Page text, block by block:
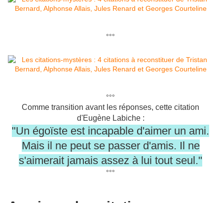
°°°
°°°
Comme transition avant les réponses, cette citation
d'Eugène Labiche :
"Un égoïste est incapable d'aimer un ami.
Mais il ne peut se passer d'amis. Il ne
s'aimerait jamais assez à lui tout seul."
°°°